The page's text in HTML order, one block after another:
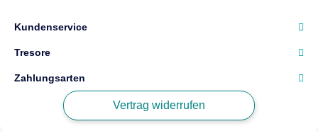
Kundenservice
Tresore
Zahlungsarten
Vertrag widerrufen